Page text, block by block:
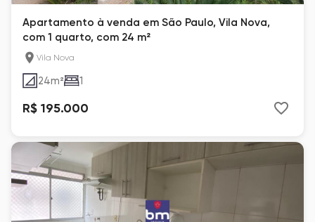
Apartamento à venda em São Paulo, Vila Nova,
com 1 quarto, com 24 m²
Vila Nova
24m² 1
R$ 195.000